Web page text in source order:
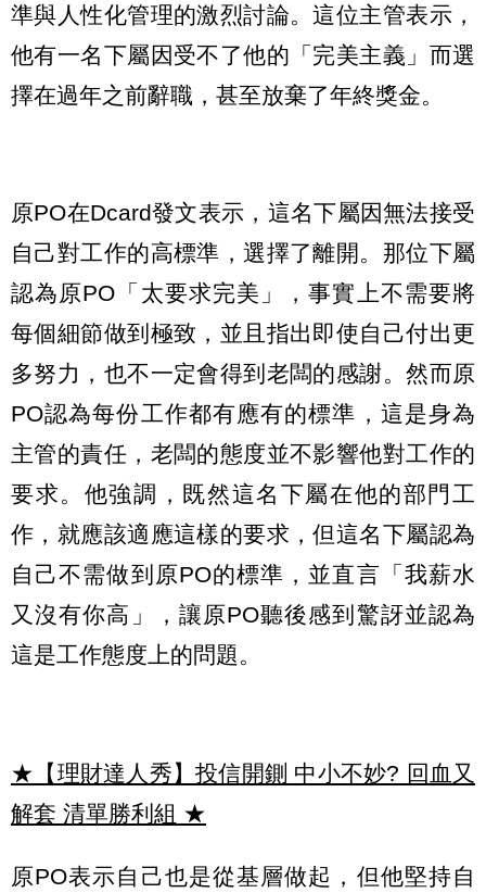
準與人性化管理的激烈討論。這位主管表示，
他有一名下屬因受不了他的「完美主義」而選
擇在過年之前辭職，甚至放棄了年終獎金。
原PO在Dcard發文表示，這名下屬因無法接受
自己對工作的高標準，選擇了離開。那位下屬
認為原PO「太要求完美」，事實上不需要將
每個細節做到極致，並且指出即使自己付出更
多努力，也不一定會得到老闆的感謝。然而原
PO認為每份工作都有應有的標準，這是身為
主管的責任，老闆的態度並不影響他對工作的
要求。他強調，既然這名下屬在他的部門工
作，就應該適應這樣的要求，但這名下屬認為
自己不需做到原PO的標準，並直言「我薪水
又沒有你高」，讓原PO聽後感到驚訝並認為
這是工作態度上的問題。
★【理財達人秀】投信開鍘 中小不妙? 回血又
解套 清單勝利組 ★
原PO表示自己也是從基層做起，但他堅持自